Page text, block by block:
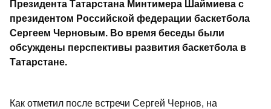
Президента Татарстана Минтимера Шаймиева с
президентом Российской федерации баскетбола
Сергеем Черновым. Во время беседы были
обсуждены перспективы развития баскетбола в
Татарстане.
Как отметил после встречи Сергей Чернов, на